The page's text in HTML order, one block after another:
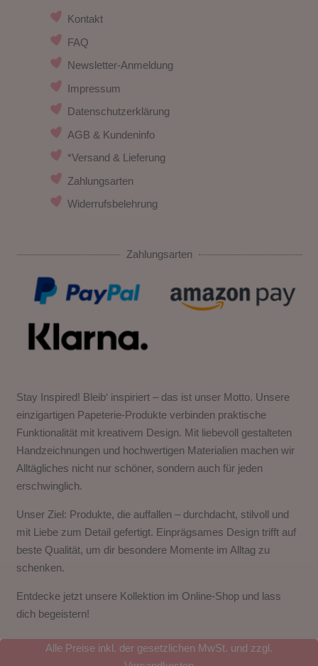
Kontakt
FAQ
Newsletter-Anmeldung
Impressum
Datenschutzerklärung
AGB & Kundeninfo
*Versand & Lieferung
Zahlungsarten
Widerrufsbelehrung
Zahlungsarten
Stay Inspired! Bleib‘ inspiriert – das ist unser Motto. Unsere
einzigartigen Papeterie-Produkte verbinden praktische
Funktionalität mit kreativem Design. Mit liebevoll gestalteten
Handzeichnungen und hochwertigen Materialien machen wir
Alltägliches nicht nur schöner, sondern auch für jeden
erschwinglich.
Unser Ziel: Produkte, die auffallen – durchdacht, stilvoll und
mit Liebe zum Detail gefertigt. Einprägsames Design trifft auf
beste Qualität, um dir besondere Momente im Alltag zu
schenken.
Entdecke jetzt unsere Kollektion im Online-Shop und lass
dich begeistern!
Alle Preise inkl. der gesetzlichen MwSt. und zzgl.